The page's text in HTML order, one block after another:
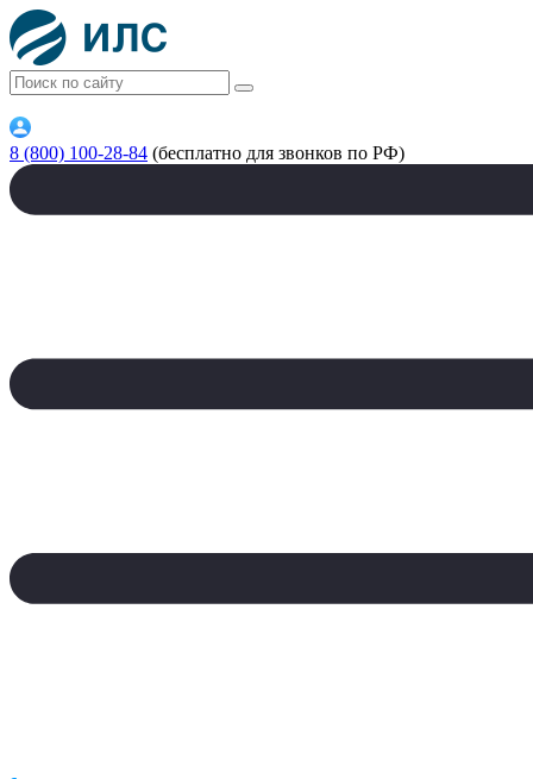
8 (800) 100-28-84 (бесплатно для звонков по РФ)